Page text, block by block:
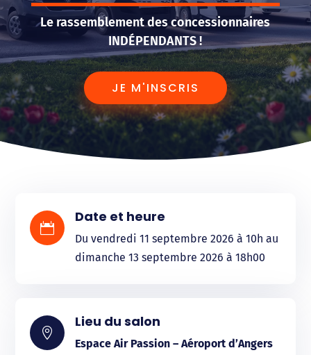
Le rassemblement des concessionnaires
INDÉPENDANTS !
JE M'INSCRIS

Date et heure
Du vendredi 11 septembre 2026 à 10h au
dimanche 13 septembre 2026 à 18h00

Lieu du salon
Espace Air Passion – Aéroport d’Angers